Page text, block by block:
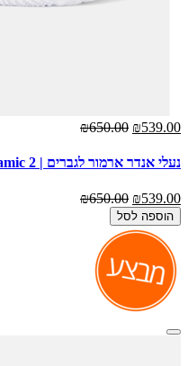
₪539.00
₪650.00
נעלי אנדר ארמור לגברים | UA Dynamic 2
₪539.00
₪650.00
הוספה לסל